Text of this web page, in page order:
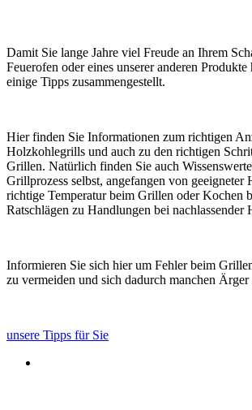
Damit Sie lange Jahre viel Freude an Ihrem
Feuerofen oder eines unserer anderen
einige Tipps zusammengestellt.
Hier finden Sie Informationen zum richtigen
Holzkohlegrills und auch zu den richtigen
Grillen. Natürlich finden Sie auch
Grillprozess selbst, angefangen von geeigneter
richtige Temperatur beim Grillen oder Kochen
Ratschlägen zu Handlungen bei nachlassender
Informieren Sie sich hier um Fehler beim
zu vermeiden und sich dadurch manchen Ärger
unsere Tipps für Sie